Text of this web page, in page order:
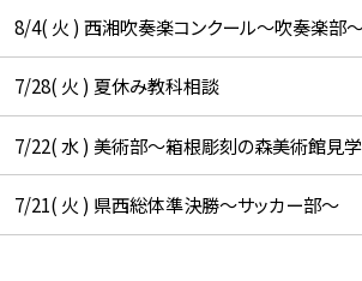
8/4( 火 ) 西湘吹奏楽コンクール～吹奏楽部
7/28( 火 ) 夏休み教科相談
7/22( 水 ) 美術部～箱根彫刻の森美術館見
7/21( 火 ) 県西総体準決勝～サッカー部～